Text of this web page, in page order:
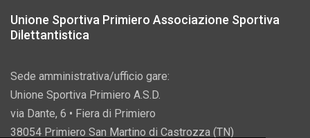
Unione Sportiva Primiero Associazione Sportiva
Dilettantistica
Sede amministrativa/ufficio gare:
Unione Sportiva Primiero A.S.D.
via Dante, 6 • Fiera di Primiero
38054 Primiero San Martino di Castrozza (TN)